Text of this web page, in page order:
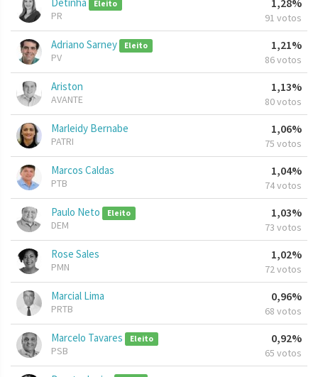
Eleito
PR
1,28%
91 votos
Adriano Sarney Eleito
PV
1,21%
86 votos
Ariston
AVANTE
1,13%
80 votos
Marleidy Bernabe
PATRI
1,06%
75 votos
Marcos Caldas
PTB
1,04%
74 votos
Paulo Neto Eleito
DEM
1,03%
73 votos
Rose Sales
PMN
1,02%
72 votos
Marcial Lima
PRTB
0,96%
68 votos
Marcelo Tavares Eleito
PSB
0,92%
65 votos